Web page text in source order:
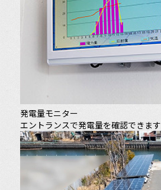
発電量モニター
エントランスで発電量を確認できます